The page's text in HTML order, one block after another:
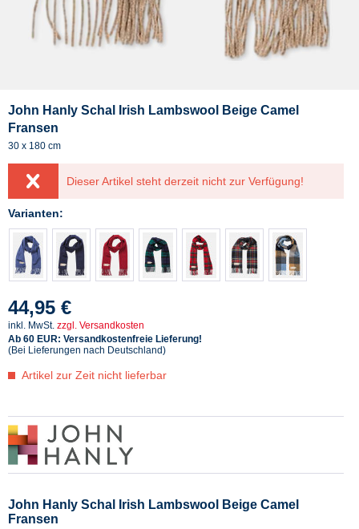
John Hanly Schal Irish Lambswool Beige Camel
Fransen
30 x 180 cm
Dieser Artikel steht derzeit nicht zur Verfügung!
Varianten:
44,95 €
inkl. MwSt. zzgl. Versandkosten
Ab 60 EUR: Versandkostenfreie Lieferung!
(Bei Lieferungen nach Deutschland)
Artikel zur Zeit nicht lieferbar
John Hanly Schal Irish Lambswool Beige Camel
Fransen